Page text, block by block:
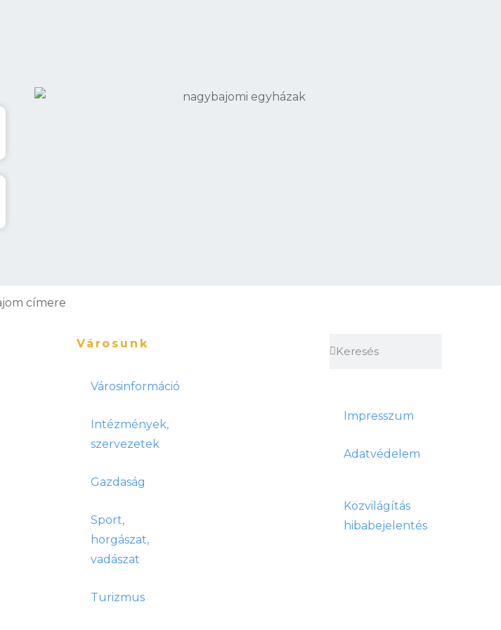
Városunk
Városinformáció
Intézmények,
szervezetek
Gazdaság
Sport,
horgászat,
vadászat
Turizmus
Impresszum
Adatvédelem
Közvilágítás
hibabejelentés